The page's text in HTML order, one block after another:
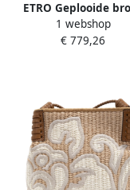
ETRO Geplooide
Beige Dames
1 webshop
€ 779,26